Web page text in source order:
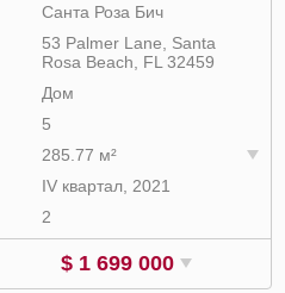
Санта Роза Бич
53 Palmer Lane, Santa
Rosa Beach, FL 32459
Дом
5
285.77 м²
IV квартал, 2021
2
$ 1 699 000